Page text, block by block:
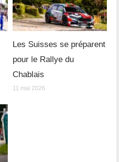
Les Suisses se préparent
pour le Rallye du
Chablais
11 mai 2026